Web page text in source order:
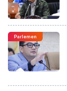
Parlemen